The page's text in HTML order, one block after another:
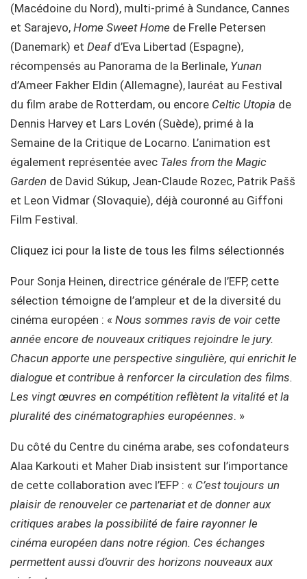
(Macédoine du Nord), multi-primé à Sundance, Cannes
et Sarajevo, Home Sweet Home de Frelle Petersen
(Danemark) et Deafd’Eva Libertad (Espagne),
récompensés au Panorama de la Berlinale, Yunan
d’Ameer Fakher Eldin (Allemagne), lauréat au Festival
du film arabe de Rotterdam, ou encore Celtic Utopia de
Dennis Harvey et Lars Lovén (Suède), primé à la
Semaine de la Critique de Locarno. L’animation est
également représentée avec Tales from the Magic
Garden de David Súkup, Jean-Claude Rozec, Patrik Pašš
et Leon Vidmar (Slovaquie), déjà couronné au Giffoni
Film Festival.
Cliquez ici pour la liste de tous les films sélectionnés
Pour Sonja Heinen, directrice générale de l’EFP, cette
sélection témoigne de l’ampleur et de la diversité du
cinéma européen : « Nous sommes ravis de voir cette
année encore de nouveaux critiques rejoindre le jury.
Chacun apporte une perspective singulière, qui enrichit le
dialogue et contribue à renforcer la circulation des films.
Les vingt œuvres en compétition reflètent la vitalité et la
pluralité des cinématographies européennes. »
Du côté du Centre du cinéma arabe, ses cofondateurs
Alaa Karkouti et Maher Diab insistent sur l’importance
de cette collaboration avec l’EFP : « C’est toujours un
plaisir de renouveler ce partenariat et de donner aux
critiques arabes la possibilité de faire rayonner le
cinéma européen dans notre région. Ces échanges
permettent aussi d’ouvrir des horizons nouveaux aux